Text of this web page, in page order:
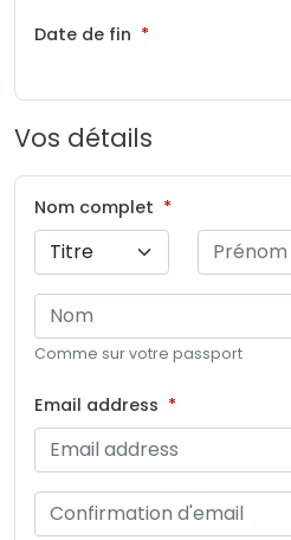
Date de fin
Vos détails
Nom complet
Comme sur votre passport
Email address